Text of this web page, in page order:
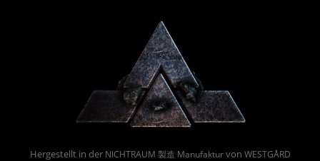
Hergestellt in der NICHTRAUM 製造 Manufakturvon WESTGÅRD
Powered By :